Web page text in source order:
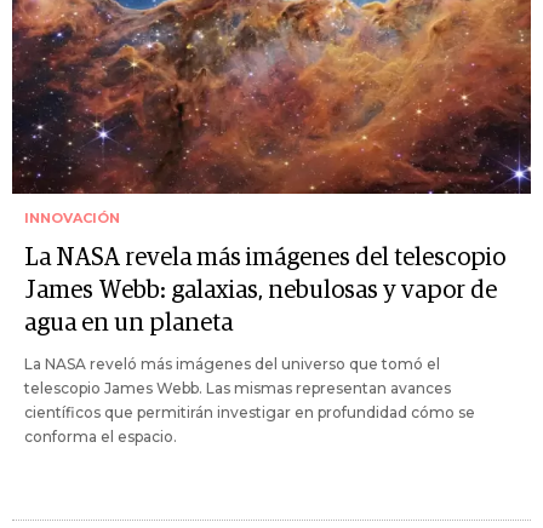
INNOVACIÓN
La NASA revela más imágenes del telescopio
James Webb: galaxias, nebulosas y vapor de
agua en un planeta
La NASA reveló más imágenes del universo que tomó el
telescopio James Webb. Las mismas representan avances
científicos que permitirán investigar en profundidad cómo se
conforma el espacio.